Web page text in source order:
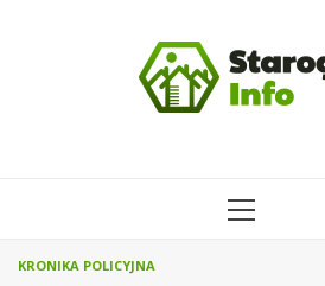
MENU
KRONIKA POLICYJNA